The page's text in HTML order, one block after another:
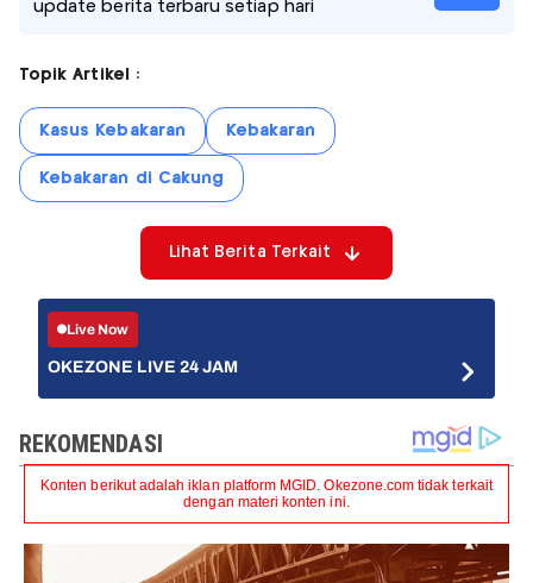
update berita terbaru setiap hari
Topik Artikel :
Kasus Kebakaran Kebakaran
Kebakaran di Cakung
Lihat Berita Terkait
Live Now
OKEZONE LIVE 24 JAM